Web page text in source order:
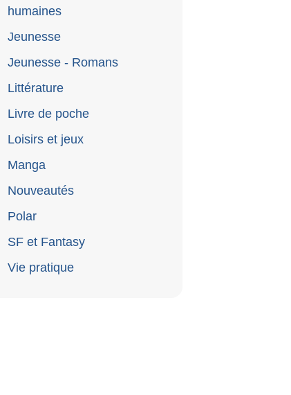
humaines
Jeunesse
Jeunesse - Romans
Littérature
Livre de poche
Loisirs et jeux
Manga
Nouveautés
Polar
SF et Fantasy
Vie pratique